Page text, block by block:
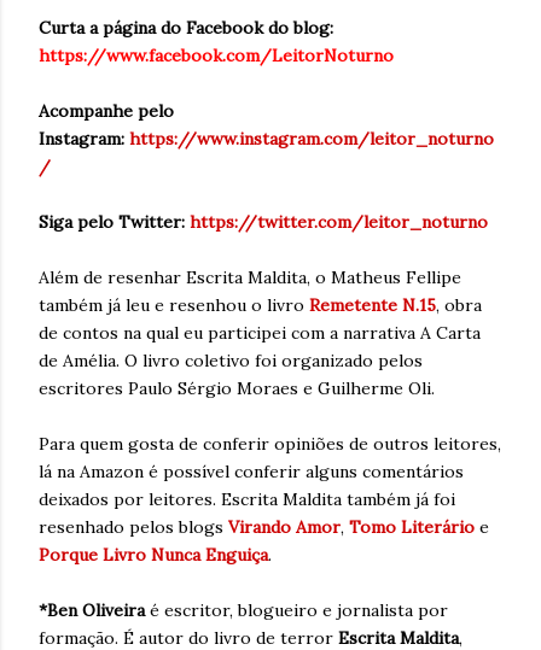
Curta a página do Facebook do blog:
https://www.facebook.com/LeitorNoturno
Acompanhe pelo
Instagram: https://www.instagram.com/leitor_noturno
/
Siga pelo Twitter: https://twitter.com/leitor_noturno
Além de resenhar Escrita Maldita, o Matheus Fellipe
também já leu e resenhou o livro Remetente N.15, obra
de contos na qual eu participei com a narrativa A Carta
de Amélia. O livro coletivo foi organizado pelos
escritores Paulo Sérgio Moraes e Guilherme Oli.
Para quem gosta de conferir opiniões de outros leitores,
lá na Amazon é possível conferir alguns comentários
deixados por leitores. Escrita Maldita também já foi
resenhado pelos blogs Virando Amor, Tomo Literário e
Porque Livro Nunca Enguiça.
*Ben Oliveiraé escritor, blogueiro e jornalista por
formação. É autor do livro de terror Escrita Maldita,